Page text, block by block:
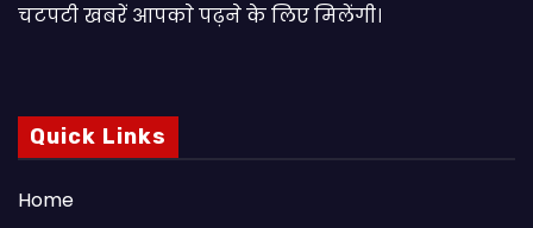
चटपटी खबरें आपकाे पढ़ने के लिए मिलेंगी।
Quick Links
Home